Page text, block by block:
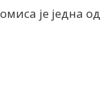
је једна од